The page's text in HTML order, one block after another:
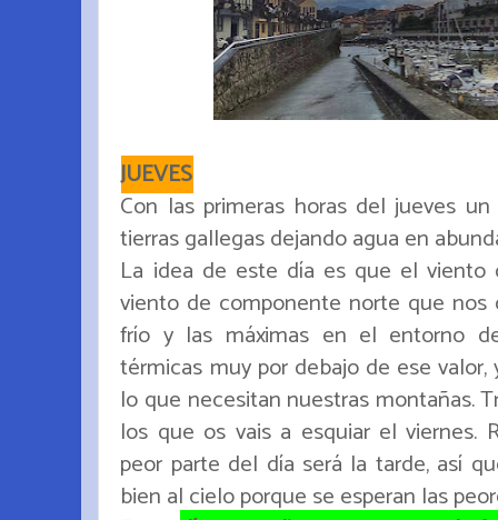
JUEVES
Con las primeras horas del jueves
tierras gallegas dejando agua en
La idea de este día es que el viento
viento de componente norte que
frío y las máximas en el entorno
térmicas muy por debajo de ese
lo que necesitan nuestras montañas.
los que os vais a esquiar el viernes.
peor parte del día será la tarde, así
bien al cielo porque se esperan las